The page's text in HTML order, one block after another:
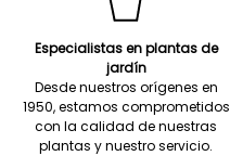
Especialistas en plantas de
jardín
Desde nuestros orígenes en
1950, estamos comprometidos
con la calidad de nuestras
plantas y nuestro servicio.